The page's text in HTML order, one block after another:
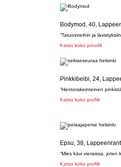
Bodymod, 40,
“Tatuointeihin ja
Katso koko proofili
Pinkkibeibi, 24,
“Hentorakeinteinen
Katso koko profiili
Epsu, 38,
“Mies kävi vieraissa, joten
Katso koko profiili